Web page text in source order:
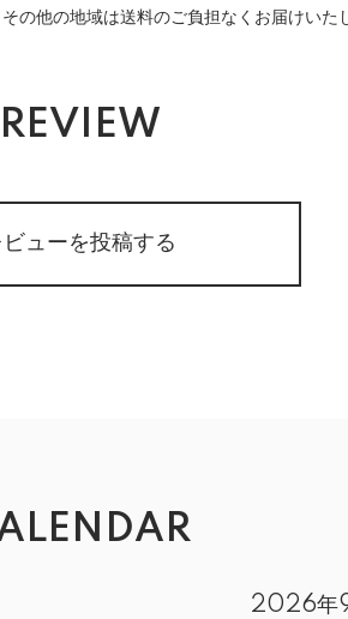
の他の地域は送料のご負担なくお届けいた
REVIEW
ビューを投稿する
2026年